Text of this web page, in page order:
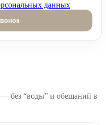
данных
без “воды” и обещаний в